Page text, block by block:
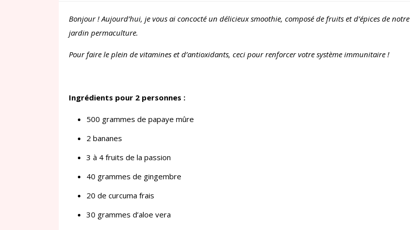
Bonjour ! Aujourd’hui, je vous ai concocté un délicieux smoothie, composé de fruits et d’épices de notre
jardin permaculture.
Pour faire le plein de vitamines et d’antioxidants, ceci pour renforcer votre système immunitaire !
Ingrédients pour 2 personnes :
500 grammes de papaye mûre
2 bananes
3 à 4 fruits de la passion
40 grammes de gingembre
20 de curcuma frais
30 grammes d’aloe vera